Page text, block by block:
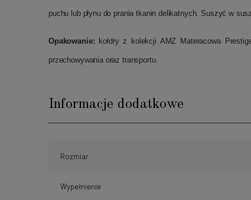
puchu lub płynu do prania tkanin delikatnych. Suszyć w
Opakowanie: kołdry z kolekcji AMZ Materacowa
przechowywania oraz transportu.
Informacje dodatkowe
Rozmiar
Wypełnienie